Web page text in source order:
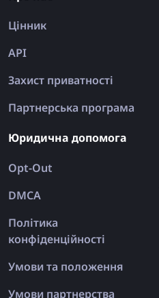
Цінник
API
Захист приватності
Партнерська програма
Юридична допомога
Opt-Out
DMCA
Політика
конфіденційності
Умови та положення
Умови партнерства